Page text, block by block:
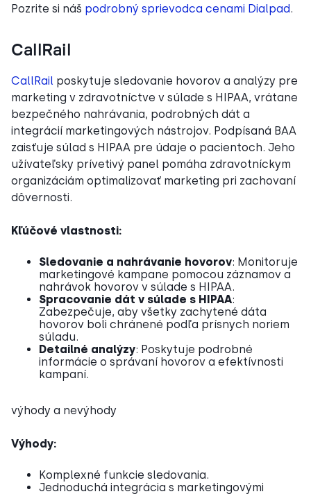
Pozrite si náš podrobný sprievodca cenami Dialpad.
CallRail
CallRail poskytuje sledovanie hovorov a analýzy pre
marketing v zdravotníctve v súlade s HIPAA, vrátane
bezpečného nahrávania, podrobných dát a
integrácií marketingových nástrojov. Podpísaná BAA
zaisťuje súlad s HIPAA pre údaje o pacientoch. Jeho
užívateľsky prívetivý panel pomáha zdravotníckym
organizáciám optimalizovať marketing pri zachovaní
dôvernosti.
Kľúčové vlastnosti:
Sledovanie a nahrávanie hovorov: Monitoruje
marketingové kampane pomocou záznamov a
nahrávok hovorov v súlade s HIPAA.
Spracovanie dát v súlade s HIPAA:
Zabezpečuje, aby všetky zachytené dáta
hovorov boli chránené podľa prísnych noriem
súladu.
Detailné analýzy: Poskytuje podrobné
informácie o správaní hovorov a efektívnosti
kampaní.
výhody a nevýhody
Výhody:
Komplexné funkcie sledovania.
Jednoduchá integrácia s marketingovými